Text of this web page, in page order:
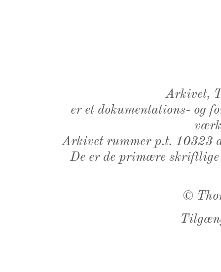
Arkivet,
er et dokumentations- og
Arkivet rummer p.t. 10323
De er de primære
©